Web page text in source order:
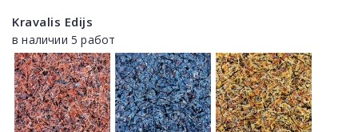
Kravalis Edijs
в наличии 5 работ